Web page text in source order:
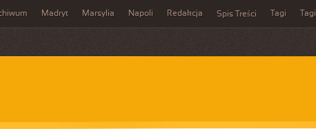
Madryt Marsylia Napoli Redakcja Spis Treści Tagi Tagi